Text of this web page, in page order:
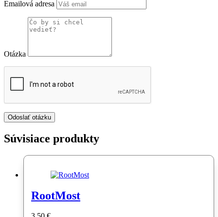
Emailová adresa
Otázka
Súvisiace produkty
RootMost